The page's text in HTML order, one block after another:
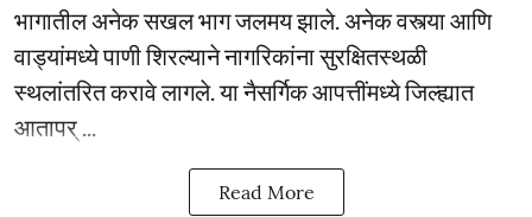
भागातील अनेक सखल भाग जलमय झाले. अनेक वस्त्या आणि
वाड्यांमध्ये पाणी शिरल्याने नागरिकांना सुरक्षितस्थळी
स्थलांतरित करावे लागले. या नैसर्गिक आपत्तींमध्ये जिल्ह्यात
आतापर् ...
Read More